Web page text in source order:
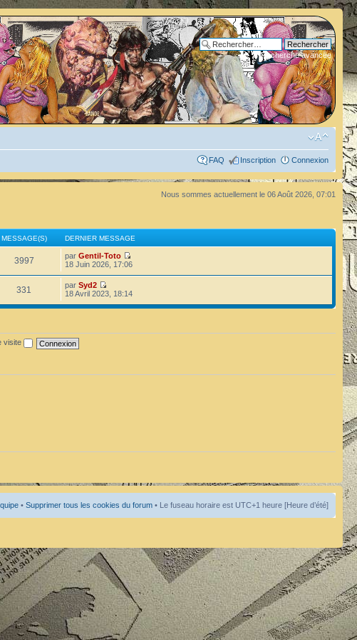
Recherche avancée
FAQ Inscription Connexion
Nous sommes actuellement le 06 Août 2026, 07:01
MESSAGE(S) DERNIER MESSAGE
3997 par Gentil-Toto
18 Juin 2026, 17:06
331 par Syd2
18 Avril 2023, 18:14
visite
• Supprimer tous les cookies du forum • Le fuseau horaire est UTC+1 heure [Heure d’été]